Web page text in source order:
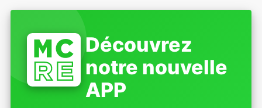
Découvrez
notre nouvelle
APP